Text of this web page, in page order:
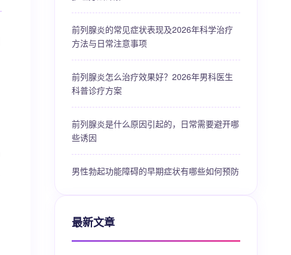
前列腺炎的常见症状表现及2026年科学治疗
方法与日常注意事项
前列腺炎怎么治疗效果好？2026年男科医生
科普诊疗方案
前列腺炎是什么原因引起的，日常需要避开哪
些诱因
男性勃起功能障碍的早期症状有哪些如何预防
最新文章